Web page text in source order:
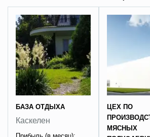
БАЗА ОТДЫХА
Каскелен
ЦЕХ ПО
МЯСНЫХ